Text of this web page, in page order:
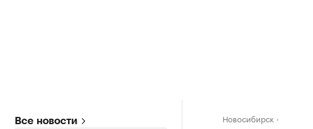
Все новости Новосибирск